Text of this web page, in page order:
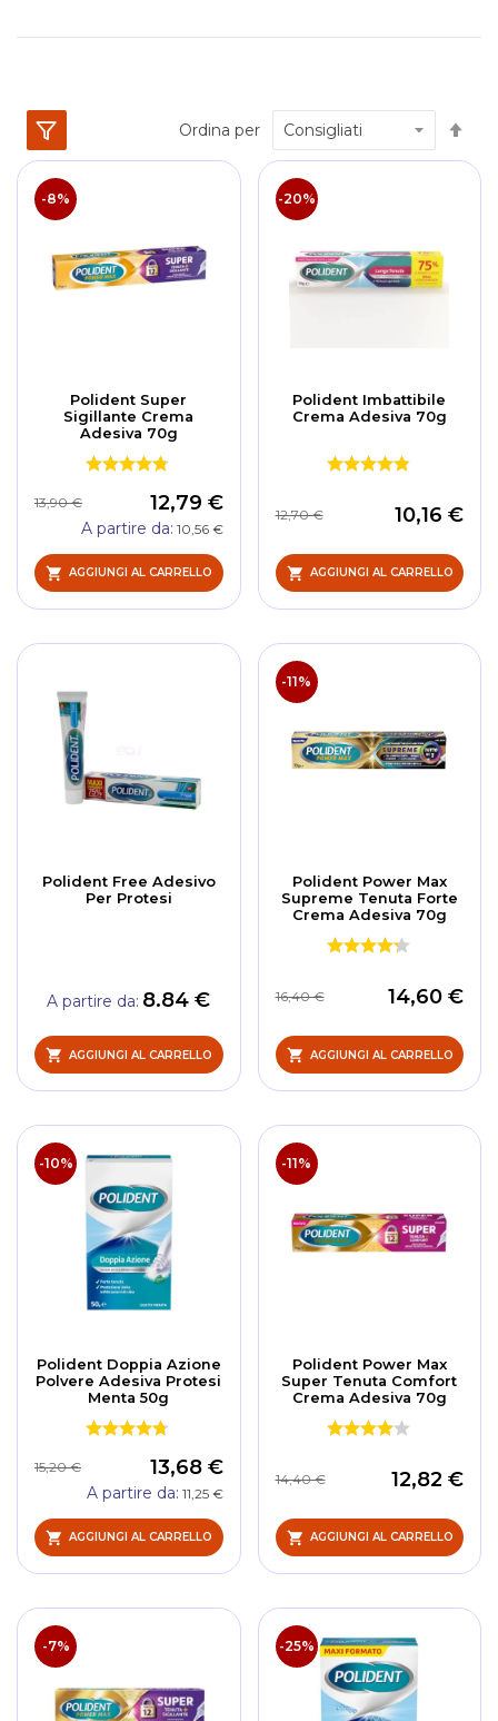
Ordina per
-8%
Polident Super
Sigillante Crema
Adesiva 70g
12,79 €
13,90 €
A partire da 10,56 €
AGGIUNGI AL CARRELLO
-20%
Polident Imbattibile
Crema Adesiva 70g
10,16 €
12,70 €
AGGIUNGI AL CARRELLO
Polident Free Adesivo
Per Protesi
A partire da 8.84 €
AGGIUNGI AL CARRELLO
-11%
Polident Power Max
Supreme Tenuta Forte
Crema Adesiva 70g
14,60 €
16,40 €
AGGIUNGI AL CARRELLO
-10%
Polident Doppia Azione
Polvere Adesiva Protesi
Menta 50g
13,68 €
15,20 €
A partire da 11,25 €
AGGIUNGI AL CARRELLO
-11%
Polident Power Max
Super Tenuta Comfort
Crema Adesiva 70g
12,82 €
14,40 €
AGGIUNGI AL CARRELLO
-7% -25%